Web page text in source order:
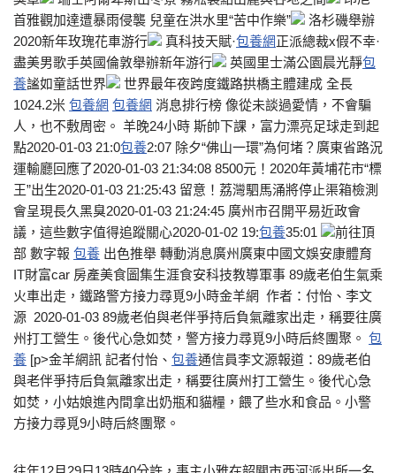
首雅觀加達遭暴雨侵襲 兒童在洪水里“苦中作樂”
洛杉磯舉辦
2020新年玫瑰花車游行
真科技天賦·包養網正派總裁x假不幸·
盡美男歌手英國倫敦舉辦新年游行
英國里士滿公園晨光靜包
養謐如童話世界
世界最年夜跨度鐵路拱橋主體建成 全長
1024.2米 包養網 包養網 消息排行榜 像從未談過愛情，不會騙
人，也不敷周密。 羊晚24小時 斯帥下課，富力漂亮足球走到起
點2020-01-03 21:0包養2:07 除夕“佛山一環”為何堵？廣東省路況
運輸廳回應了2020-01-03 21:34:08 8500元！2020年黃埔花市“標
王”出生2020-01-03 21:25:43 留意！荔灣駟馬涌將停止渠箱檢測
會呈現長久黑臭2020-01-03 21:24:45 廣州市召開平易近政會
議，這些數字值得追蹤關心2020-01-02 19:包養35:01
前往頂
部 數字報 包養 出色推舉 轉動消息廣州廣東中國文娛安康體育
IT財富car 房產美食圖集生涯食安科技教導軍事 89歲老伯生氣乘
火車出走，鐵路警方接力尋覓9小時金羊網 作者：付怡、李文
源 2020-01-03 89歲老伯與老伴爭持后負氣離家出走，稱要往廣
州打工營生。後代心急如焚，警方接力尋覓9小時后終團聚。 包
養 [p>金羊網訊 記者付怡、 包養通信員李文源報道：89歲老伯
與老伴爭持后負氣離家出走，稱要往廣州打工營生。後代心急
如焚，小姑娘進內間拿出奶瓶和貓糧，餵了些水和食品。小警
方接力尋覓9小時后終團聚。